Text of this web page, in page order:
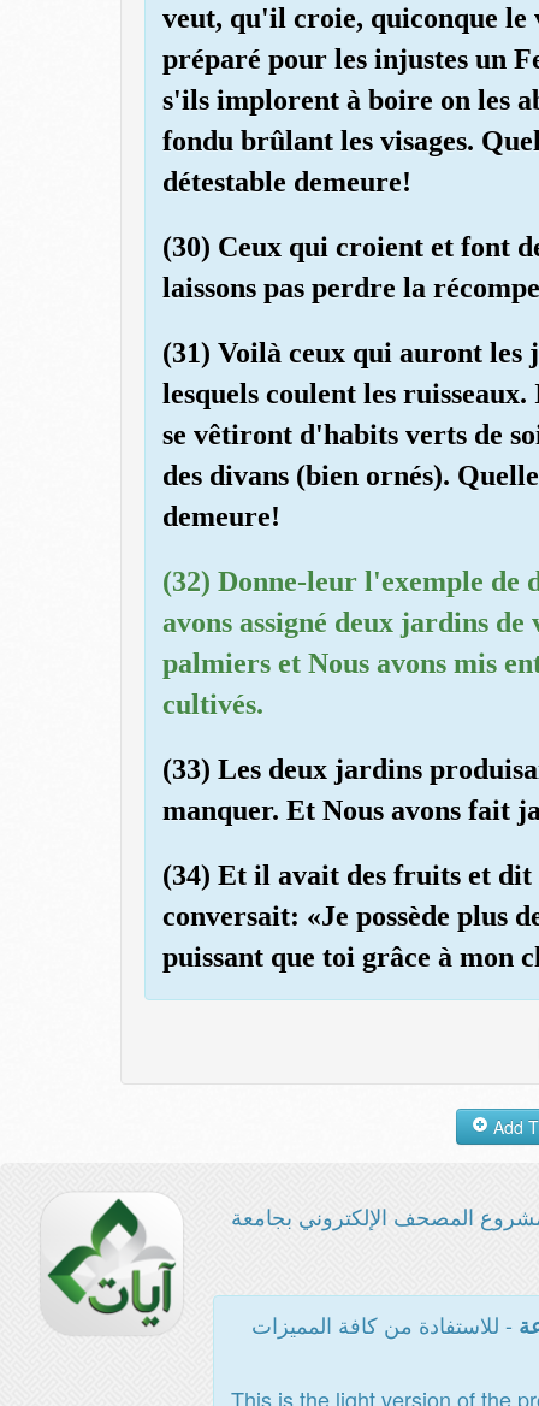
veut, qu'il croie, quiconque le
préparé pour les injustes un
s'ils implorent à boire on les
fondu brûlant les visages.
détestable demeure!
(30) Ceux qui croient et font
laissons pas perdre la
(31) Voilà ceux qui auront les
lesquels coulent les
se vêtiront d'habits verts de
des divans (bien ornés).
demeure!
(32) Donne-leur l'exemple de
avons assigné deux jardins de
palmiers et Nous avons mis
cultivés.
(33) Les deux jardins
manquer. Et Nous avons fait
(34) Et il avait des fruits et dit
conversait: «Je possède plus
puissant que toi grâce à mon
المصحف الإلكتروني بجامعة
- للاستفادة من كافة المميزات
This is the light version of the